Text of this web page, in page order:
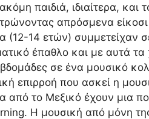
παιδιά, ιδιαίτερα, και
απρόσμενα
(12-14 ετών) συμμετείχαν
έπαθλο και με αυτά
σε ένα μουσικό
επιρροή που ασκεί η
από το Μεξικό έχουν μια
Η μουσική από μόνη